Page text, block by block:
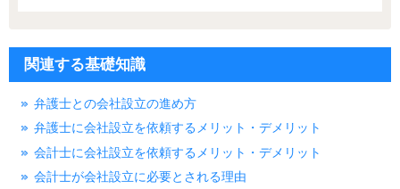
関連する基礎知識
弁護士との会社設立の進め方
弁護士に会社設立を依頼するメリット・デメリット
会計士に会社設立を依頼するメリット・デメリット
会計士が会社設立に必要とされる理由